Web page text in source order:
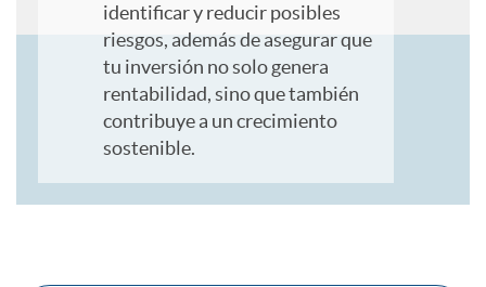
v
identificar y reducir posibles
riesgos, además de asegurar que
tu inversión no solo genera
rentabilidad, sino que también
contribuye a un crecimiento
sostenible.